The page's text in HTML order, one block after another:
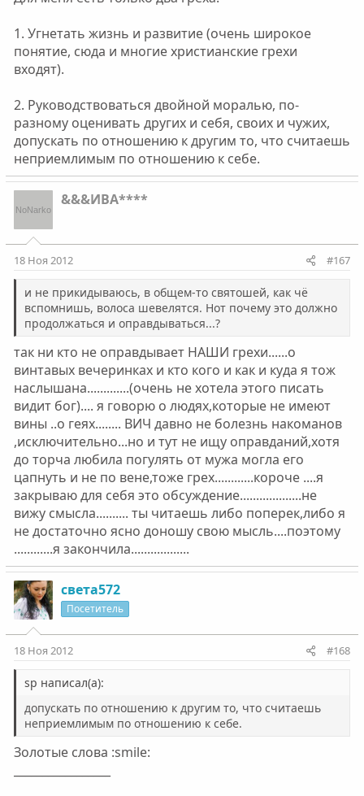
1. Угнетать жизнь и развитие (очень широкое
понятие, сюда и многие христианские грехи
входят).
2. Руководствоваться двойной моралью, по-
разному оценивать других и себя, своих и чужих,
допускать по отношению к другим то, что считаешь
неприемлимым по отношению к себе.
&&&ИВА****
18 Ноя 2012 #167
и не прикидываюсь, в общем-то святошей, как чё
вспомнишь, волоса шевелятся. Нот почему это должно
продолжаться и оправдываться...?
так ни кто не оправдывает НАШИ грехи......о
винтавых вечеринках и кто кого и как и куда я тож
наслышана.............(очень не хотела этого писать
видит бог).... я говорю о людях,которые не имеют
вины ..о геях........ ВИЧ давно не болезнь накоманов
,исключительно...но и тут не ищу оправданий,хотя
до торча любила погулять от мужа могла его
цапнуть и не по вене,тоже грех............короче ....я
закрываю для себя это обсуждение...................не
вижу смысла.......... ты читаешь либо поперек,либо я
не достаточно ясно доношу свою мысль....поэтому
............я закончила..................
света572
Посетитель
18 Ноя 2012 #168
sp написал(а):
допускать по отношению к другим то, что считаешь
неприемлимым по отношению к себе.
Золотые слова :smile: